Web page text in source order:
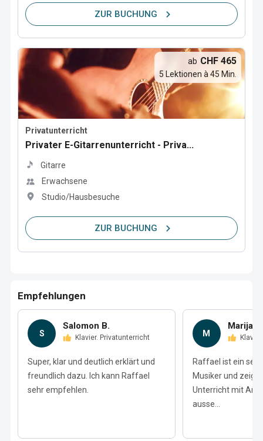
ZUR BUCHUNG
Privatunterricht
Privater E-Gitarrenunterricht - Priva...
Gitarre
Erwachsene
Studio/Hausbesuche
ab CHF 465
5 Lektionen à 45 Min.
ZUR BUCHUNG
Empfehlungen
S
Salomon B.
Klavier. Privatunterricht
Super, klar und deutlich erklärt und
freundlich dazu. Ich kann Raffael
sehr empfehlen.
M
Raffael ist ein
Musiker und zeigt
Unterricht mit
ausse...